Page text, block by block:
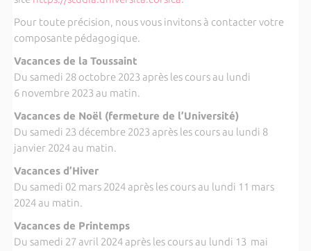
Pour toute précision, nous vous invitons à contacter votre
composante pédagogique.
Vacances de la Toussaint
Du samedi 28 octobre 2023 après les cours au lundi
6 novembre 2023 au matin.
Vacances de Noël (fermeture de l’Université)
Du samedi 23 décembre 2023 après les cours au lundi 8
janvier 2024 au matin.
Vacances d’Hiver
Du samedi 02 mars 2024 après les cours au lundi 11 mars
2024 au matin.
Vacances de Printemps
Du samedi 27 avril 2024 après les cours au lundi 13 mai